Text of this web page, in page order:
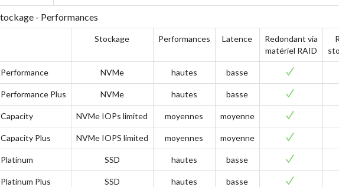
- Performances
Stockage Performances Latence
Redondant via
matériel RAID
Performance NVMe hautes basse
Performance Plus NVMe hautes basse
Capacity NVMe IOPs limited moyennes moyenne
Capacity Plus NVMe IOPS limited moyennes moyenne
Platinum SSD hautes basse
Platinum Plus SSD hautes basse